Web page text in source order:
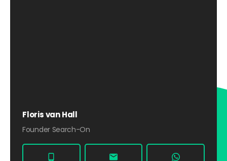
Floris van Hall
Founder Search-On